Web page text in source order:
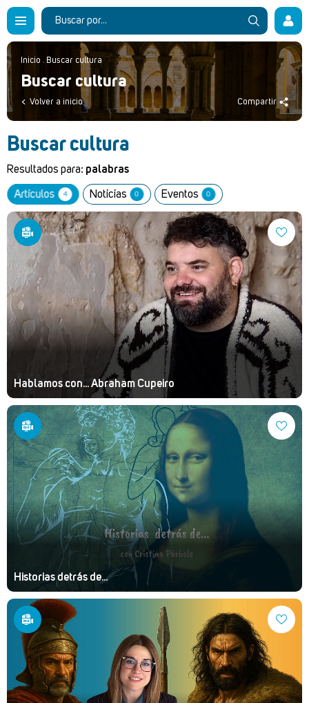
Inicio . Buscar cultura
Buscar cultura
Volver a inicio Compartir
Buscar cultura
Resultados para: palabras
Artículos 4 Noticias 0 Eventos 0
Hablamos con... Abraham Cupeiro
Historias detrás de...